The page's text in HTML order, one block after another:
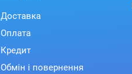
Доставка
Оплата
Кредит
Обмін і повернення